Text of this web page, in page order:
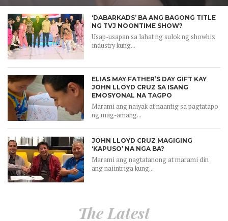
‘DABARKADS’ BA ANG BAGONG TITLE
NG TVJ NOONTIME SHOW?
Usap-usapan sa lahat ng sulok ng showbiz
industry kung...
ELIAS MAY FATHER’S DAY GIFT KAY
JOHN LLOYD CRUZ SA ISANG
EMOSYONAL NA TAGPO
Marami ang naiyak at naantig sa pagtatapo
ng mag-amang...
JOHN LLOYD CRUZ MAGIGING
‘KAPUSO’ NA NGA BA?
Marami ang nagtatanong at marami din
ang naiintriga kung...
The Latest